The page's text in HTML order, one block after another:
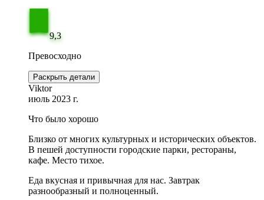
9,3
Превосходно
Раскрыть детали
Viktor
июль 2023 г.
Что было хорошо
Близко от многих культурных и исторических объектов.
В пешей доступности городские парки, рестораны,
кафе. Место тихое.
Еда вкусная и привычная для нас. Завтрак
разнообразный и полноценный.